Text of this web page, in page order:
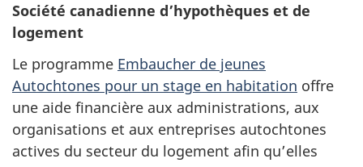
Société canadienne d’hypothèques et de
logement
Le programme Embaucher de jeunes
Autochtones pour un stage en habitation offre
une aide financière aux administrations, aux
organisations et aux entreprises autochtones
actives du secteur du logement afin qu’elles